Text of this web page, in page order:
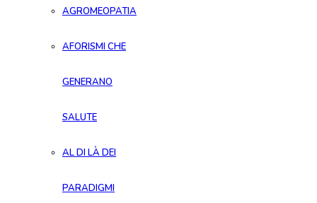
AGROMEOPATIA
AFORISMI CHE
GENERANO
SALUTE
AL DI LÀ DEI
PARADIGMI